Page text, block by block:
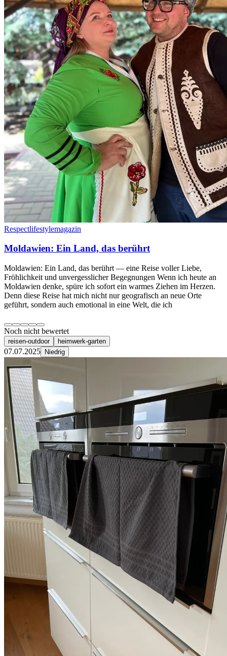
Respectlifestylemagazin
Moldawien: Ein Land, das berührt
Moldawien: Ein Land, das berührt — eine Reise voller Liebe,
Fröhlichkeit und unvergesslicher Begegnungen Wenn ich heute an
Moldawien denke, spüre ich sofort ein warmes Ziehen im Herzen.
Denn diese Reise hat mich nicht nur geografisch an neue Orte
geführt, sondern auch emotional in eine Welt, die ich
Noch nicht bewertet
reisen-outdoor heimwerk-garten
07.07.2025 Niedrig